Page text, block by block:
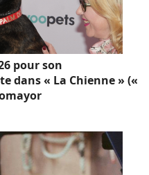
pour son
dans « La Chienne » («